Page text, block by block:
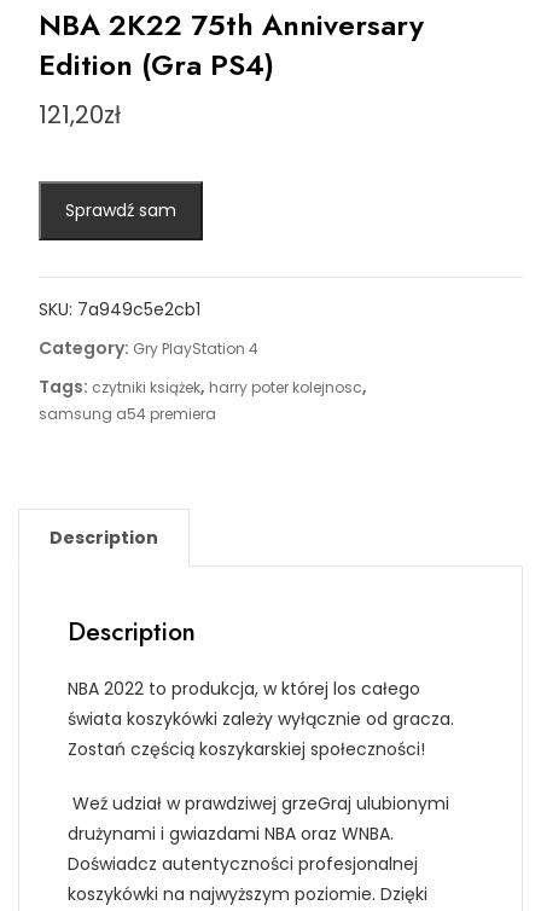
NBA 2K22 75th Anniversary
Edition (Gra PS4)
121,20zł
Sprawdź sam
SKU: 7a949c5e2cb1
Category: Gry PlayStation 4
Tags: czytniki książek, harry poter kolejnosc,
samsung a54 premiera
Description
Description
NBA 2022 to produkcja, w której los całego
świata koszykówki zależy wyłącznie od gracza.
Zostań częścią koszykarskiej społeczności!
Weź udział w prawdziwej grzeGraj ulubionymi
drużynami i gwiazdami NBA oraz WNBA.
Doświadcz autentyczności profesjonalnej
koszykówki na najwyższym poziomie. Dzięki